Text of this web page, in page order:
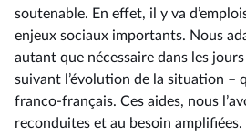
soutenable. En effet, il y va
enjeux sociaux importants. Nous
autant que nécessaire dans les
suivant l’évolution de la situation –⁠
franco-français. Ces aides, nous
reconduites et au besoin amplifiées.